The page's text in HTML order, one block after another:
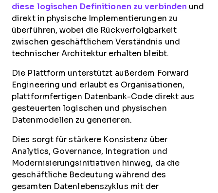
diese logischen Definitionen zu verbinden und
direkt in physische Implementierungen zu
überführen, wobei die Rückverfolgbarkeit
zwischen geschäftlichem Verständnis und
technischer Architektur erhalten bleibt.
Die Plattform unterstützt außerdem Forward
Engineering und erlaubt es Organisationen,
plattformfertigen Datenbank-Code direkt aus
gesteuerten logischen und physischen
Datenmodellen zu generieren.
Dies sorgt für stärkere Konsistenz über
Analytics, Governance, Integration und
Modernisierungsinitiativen hinweg, da die
geschäftliche Bedeutung während des
gesamten Datenlebenszyklus mit der